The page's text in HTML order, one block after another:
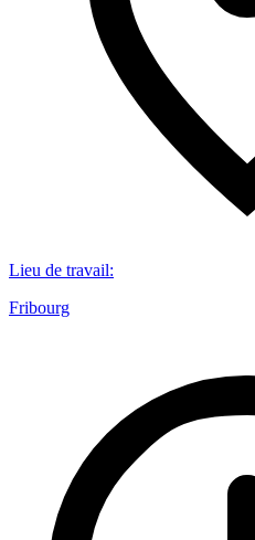
Lieu de travail:
Fribourg